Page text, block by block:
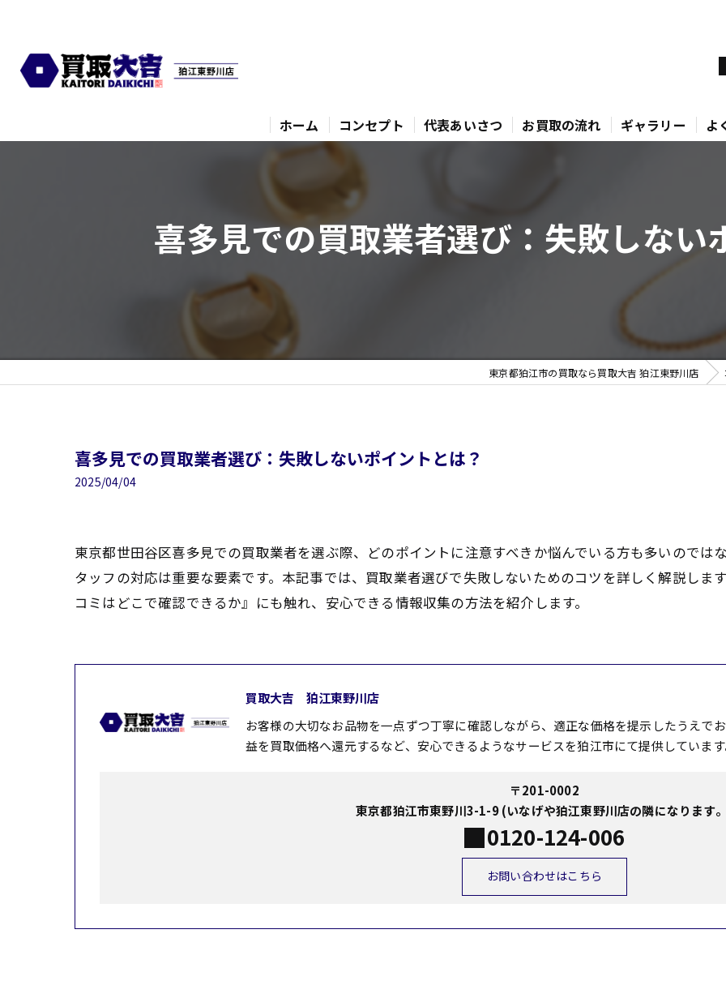
ホーム コンセプト 代表あいさつ お買取の流れ ギャラリー よ
喜多見での買取業者選び：失敗しない
東京都狛江市の買取なら買取大吉 狛江東野川店
喜多見での買取業者選び：失敗しないポイントとは？
2025/04/04
東京都世田谷区喜多見での買取業者を選ぶ際、どのポイントに注意すべきか悩んでいる方も多いのでは
タッフの対応は重要な要素です。本記事では、買取業者選びで失敗しないためのコツを詳しく解説しま
コミはどこで確認できるか』にも触れ、安心できる情報収集の方法を紹介します。
買取大吉 狛江東野川店
お客様の大切なお品物を一点ずつ丁寧に確認しながら、適正な価格を提示したうえで
益を買取価格へ還元するなど、安心できるようなサービスを狛江市にて提供していま
〒201-0002
東京都狛江市東野川3-1-9 (いなげや狛江東野川店の隣になります
0120-124-006
お問い合わせはこちら